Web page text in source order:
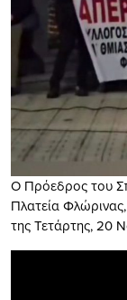
Ο Πρόεδρος του
Πλατεία
της Τετάρτης, 20